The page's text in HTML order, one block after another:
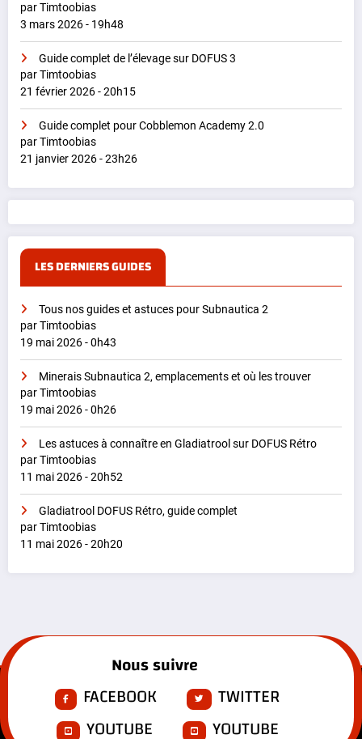
par Timtoobias
3 mars 2026 - 19h48
Guide complet de l’élevage sur DOFUS 3
par Timtoobias
21 février 2026 - 20h15
Guide complet pour Cobblemon Academy 2.0
par Timtoobias
21 janvier 2026 - 23h26
LES DERNIERS GUIDES
Tous nos guides et astuces pour Subnautica 2
par Timtoobias
19 mai 2026 - 0h43
Minerais Subnautica 2, emplacements et où les trouver
par Timtoobias
19 mai 2026 - 0h26
Les astuces à connaître en Gladiatrool sur DOFUS Rétro
par Timtoobias
11 mai 2026 - 20h52
Gladiatrool DOFUS Rétro, guide complet
par Timtoobias
11 mai 2026 - 20h20
Nous suivre
FACEBOOK
TWITTER
YOUTUBE
YOUTUBE